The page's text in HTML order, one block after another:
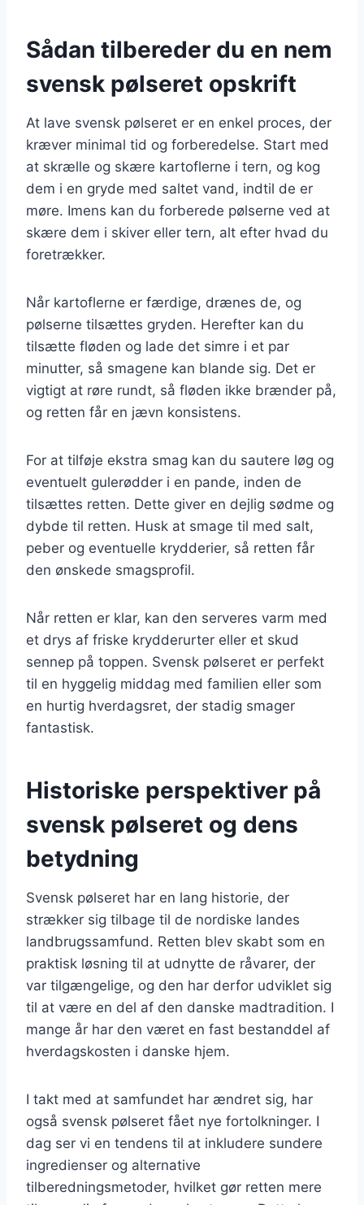
Sådan tilbereder du en nem
svensk pølseret opskrift
At lave svensk pølseret er en enkel proces, der
kræver minimal tid og forberedelse. Start med
at skrælle og skære kartoflerne i tern, og kog
dem i en gryde med saltet vand, indtil de er
møre. Imens kan du forberede pølserne ved at
skære dem i skiver eller tern, alt efter hvad du
foretrækker.
Når kartoflerne er færdige, drænes de, og
pølserne tilsættes gryden. Herefter kan du
tilsætte fløden og lade det simre i et par
minutter, så smagene kan blande sig. Det er
vigtigt at røre rundt, så fløden ikke brænder på,
og retten får en jævn konsistens.
For at tilføje ekstra smag kan du sautere løg og
eventuelt gulerødder i en pande, inden de
tilsættes retten. Dette giver en dejlig sødme og
dybde til retten. Husk at smage til med salt,
peber og eventuelle krydderier, så retten får
den ønskede smagsprofil.
Når retten er klar, kan den serveres varm med
et drys af friske krydderurter eller et skud
sennep på toppen. Svensk pølseret er perfekt
til en hyggelig middag med familien eller som
en hurtig hverdagsret, der stadig smager
fantastisk.
Historiske perspektiver på
svensk pølseret og dens
betydning
Svensk pølseret har en lang historie, der
strækker sig tilbage til de nordiske landes
landbrugssamfund. Retten blev skabt som en
praktisk løsning til at udnytte de råvarer, der
var tilgængelige, og den har derfor udviklet sig
til at være en del af den danske madtradition. I
mange år har den været en fast bestanddel af
hverdagskosten i danske hjem.
I takt med at samfundet har ændret sig, har
også svensk pølseret fået nye fortolkninger. I
dag ser vi en tendens til at inkludere sundere
ingredienser og alternative
tilberedningsmetoder, hvilket gør retten mere